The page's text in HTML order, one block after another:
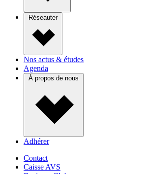
Réseauter
Nos actus & études
Agenda
À propos de nous
Adhérer
Contact
Caisse AVS